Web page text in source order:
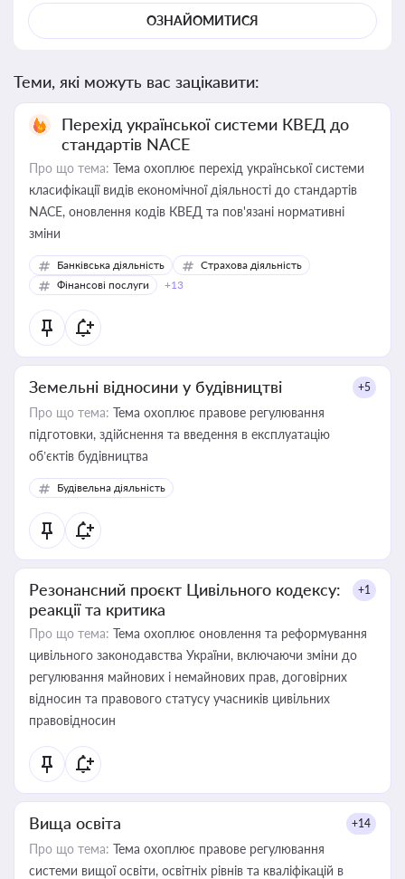
ОЗНАЙОМИТИСЯ
Теми, які можуть вас зацікавити:
Перехід української системи КВЕД до
стандартів NACE
Про що тема: Тема охоплює перехід української системи
класифікації видів економічної діяльності до стандартів
NACE, оновлення кодів КВЕД та пов'язані нормативні
зміни
Банківська діяльність
Страхова діяльність
Фінансові послуги
+13
Земельні відносини у будівництві +5
Про що тема: Тема охоплює правове регулювання
підготовки, здійснення та введення в експлуатацію
об’єктів будівництва
Будівельна діяльність
Резонансний проєкт Цивільного кодексу:
реакції та критика
+1
Про що тема: Тема охоплює оновлення та реформування
цивільного законодавства України, включаючи зміни до
регулювання майнових і немайнових прав, договірних
відносин та правового статусу учасників цивільних
правовідносин
Вища освіта +14
Про що тема: Тема охоплює правове регулювання
системи вищої освіти, освітніх рівнів та кваліфікацій в